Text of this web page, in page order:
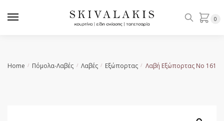
0
Home / Πόμολα-Λαβές / Λαβές / Εξώπορτας / Λαβή Εξώπορτας No 161